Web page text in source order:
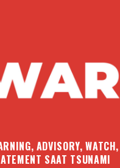
ADVISORY,
SAAT TSUNAMI